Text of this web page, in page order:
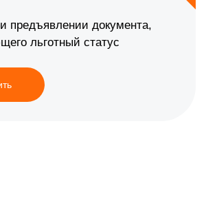
предъявлении документа,
льготный статус